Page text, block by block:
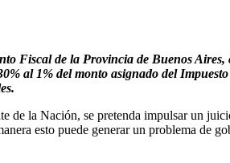
de la Provincia de Buenos Aires,
al 1% del monto asignado del
de la Nación, se pretenda impulsar un
esto puede generar un problema de